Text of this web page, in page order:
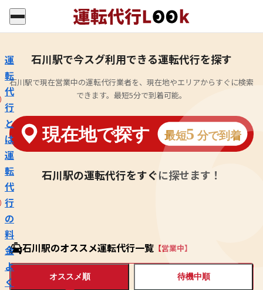
運
転
代
行
と
は
運
転
代
行
の
料
金
よ
く
石川駅で今スグ利用できる運転代行を探す
石川駅で現在営業中の運転代行業者を、現在地やエリアからすぐに検索
できます。最短5分で到着可能。
石川駅の運転代行をすぐに探せます！
石川駅のオススメ運転代行一覧 【営業中】
オススメ順 待機中順